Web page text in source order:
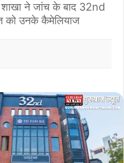
शाखा ने जांच के बाद 32nd
को उनके कैमेलियाज